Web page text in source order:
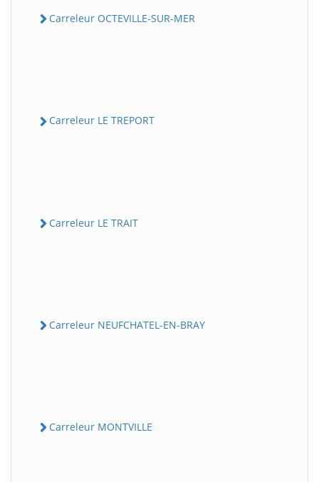
Carreleur OCTEVILLE-SUR-MER
Carreleur LE TREPORT
Carreleur LE TRAIT
Carreleur NEUFCHATEL-EN-BRAY
Carreleur MONTVILLE